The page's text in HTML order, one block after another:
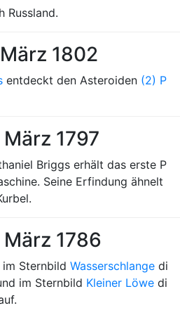
Russland.
1802
entdeckt den Asteroiden (2) P
1797
Briggs erhält das erste P
Seine Erfindung ähnelt
1786
Sternbild Wasserschlange di
im Sternbild Kleiner Löwe di